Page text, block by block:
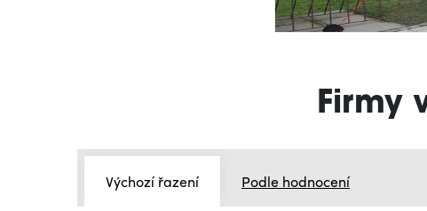
Firmy
Výchozí řazení Podle hodnocení